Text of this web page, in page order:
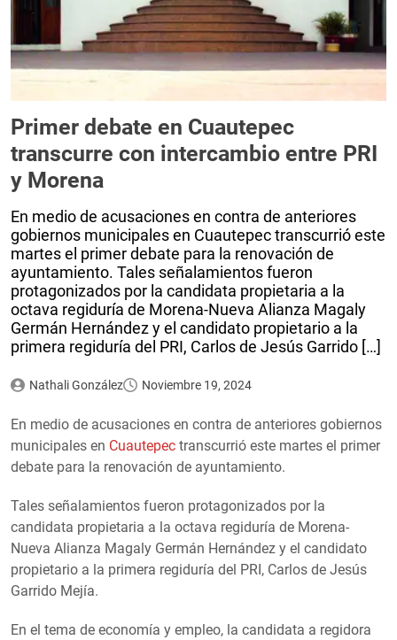
Primer debate en Cuautepec
transcurre con intercambio entre PRI
y Morena
En medio de acusaciones en contra de anteriores
gobiernos municipales en Cuautepec transcurrió este
martes el primer debate para la renovación de
ayuntamiento. Tales señalamientos fueron
protagonizados por la candidata propietaria a la
octava regiduría de Morena-Nueva Alianza Magaly
Germán Hernández y el candidato propietario a la
primera regiduría del PRI, Carlos de Jesús Garrido […]
Nathali González Noviembre 19, 2024
En medio de acusaciones en contra de anteriores gobiernos
municipales en Cuautepec transcurrió este martes el primer
debate para la renovación de ayuntamiento.
Tales señalamientos fueron protagonizados por la
candidata propietaria a la octava regiduría de Morena-
Nueva Alianza Magaly Germán Hernández y el candidato
propietario a la primera regiduría del PRI, Carlos de Jesús
Garrido Mejía.
En el tema de economía y empleo, la candidata a regidora